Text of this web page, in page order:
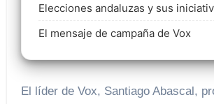
Elecciones andaluzas y sus
El mensaje de campaña de Vox
El líder de Vox, Santiago Abascal, protagonizó un